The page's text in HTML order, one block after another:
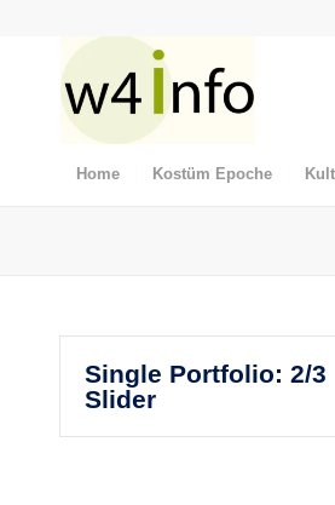
Home Kostüm Epoche
Single Portfolio: 2/3
Slider